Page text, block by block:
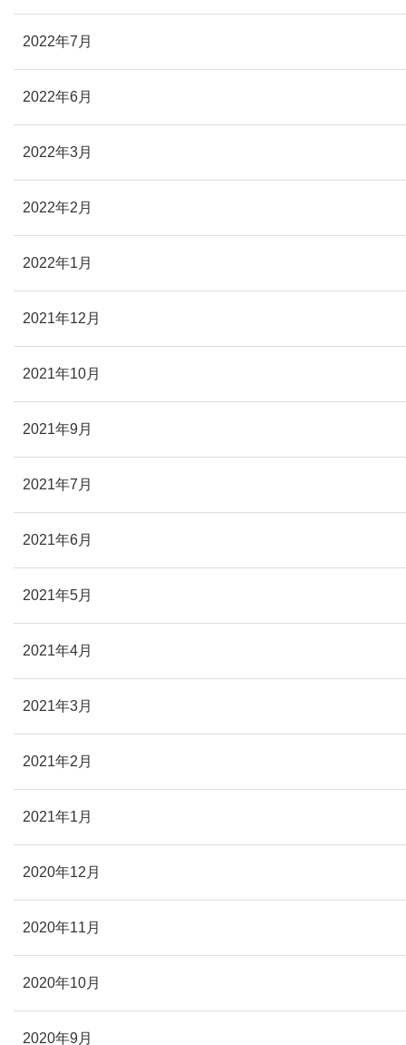
2022年7月
2022年6月
2022年3月
2022年2月
2022年1月
2021年12月
2021年10月
2021年9月
2021年7月
2021年6月
2021年5月
2021年4月
2021年3月
2021年2月
2021年1月
2020年12月
2020年11月
2020年10月
2020年9月